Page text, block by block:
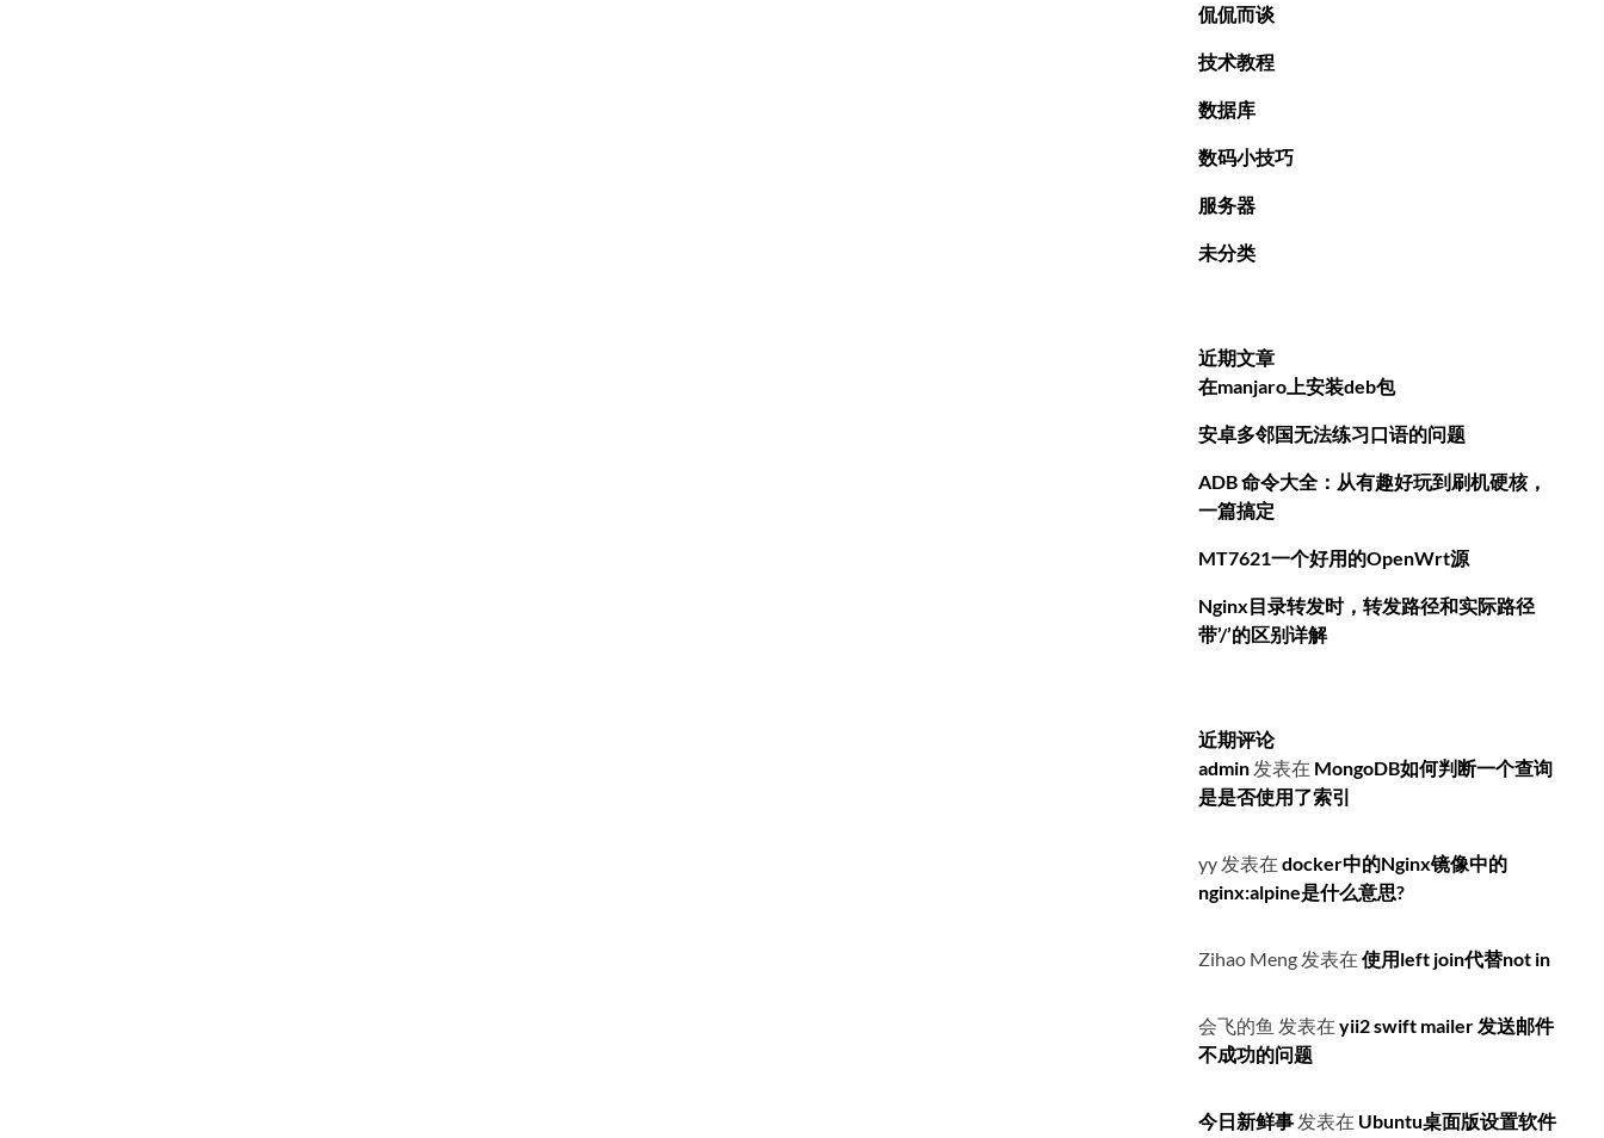
侃侃而谈
技术教程
数据库
数码小技巧
服务器
未分类
近期文章
在manjaro上安装deb包
安卓多邻国无法练习口语的问题
ADB 命令大全：从有趣好玩到刷机硬核，
一篇搞定
MT7621一个好用的OpenWrt源
Nginx目录转发时，转发路径和实际路径
带’/’的区别详解
近期评论
admin 发表在 MongoDB如何判断一个查询
是是否使用了索引
yy 发表在 docker中的Nginx镜像中的
nginx:alpine是什么意思?
Zihao Meng 发表在 使用left join代替not in
会飞的鱼 发表在 yii2 swift mailer 发送邮件
不成功的问题
今日新鲜事 发表在 Ubuntu桌面版设置软件